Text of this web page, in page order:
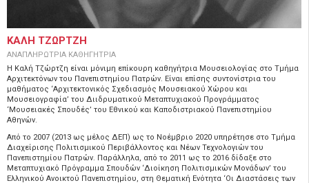
ΚΑΛΗ ΤΖΩΡΤΖΗ
ΑΝΑΠΛΗΡΩΤΡΙΑ ΚΑΘΗΓΗΤΡΙΑ
H Kαλή Τζώρτζη είναι μόνιμη επίκουρη καθηγήτρια Μουσειολογίας στο Τμήμα
Αρχιτεκτόνων του Πανεπιστημίου Πατρών. Eίναι επίσης συντονίστρια του
μαθήματος ‘Αρχιτεκτονικός Σχεδιασμός Μουσειακού Χώρου και
Μουσειογραφία’ του Διιδρυματικού Μεταπτυχιακού Προγράμματος
‘Μουσειακές Σπουδές’ του Εθνικού και Καποδιστριακού Πανεπιστημίου
Αθηνών.
Από το 2007 (2013 ως μέλος ΔΕΠ) ως το Νοέμβριο 2020 υπηρέτησε στο Τμήμα
Διαχείρισης Πολιτισμικού Περιβάλλοντος και Νέων Τεχνολογιών του
Πανεπιστημίου Πατρών. Παράλληλα, από το 2011 ως το 2016 δίδαξε στο
Μεταπτυχιακό Πρόγραμμα Σπουδών ‘Διοίκηση Πολιτισμικών Μονάδων’ του
Ελληνικού Ανοικτού Πανεπιστημίου, στη Θεματική Ενότητα ‘Οι Διαστάσεις των